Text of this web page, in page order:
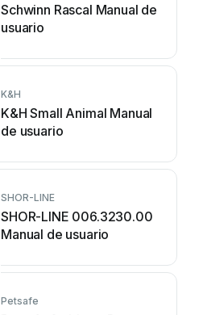
Schwinn Rascal Manual de
usuario
K&H
K&H Small Animal Manual
de usuario
SHOR-LINE
SHOR-LINE 006.3230.00
Manual de usuario
Petsafe